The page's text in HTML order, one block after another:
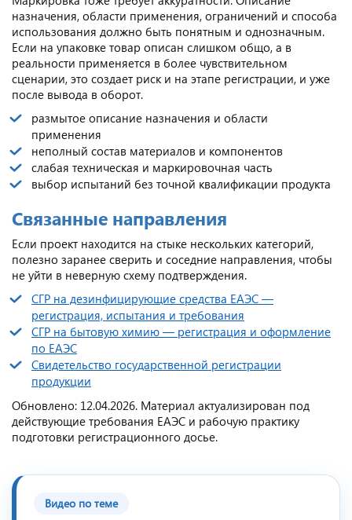
назначения, области применения, ограничений и способа
использования должно быть понятным и однозначным.
Если на упаковке товар описан слишком общо, а в
реальности применяется в более чувствительном
сценарии, это создает риск и на этапе регистрации, и уже
после вывода в оборот.
размытое описание назначения и области
применения
неполный состав материалов и компонентов
слабая техническая и маркировочная часть
выбор испытаний без точной квалификации продукта
Связанные направления
Если проект находится на стыке нескольких категорий,
полезно заранее сверить и соседние направления, чтобы
не уйти в неверную схему подтверждения.
СГР на дезинфицирующие средства ЕАЭС —
регистрация, испытания и требования
CГР на бытовую химию — регистрация и оформление
по ЕАЭС
Свидетельство государственной регистрации
продукции
Обновлено: 12.04.2026. Материал актуализирован под
действующие требования ЕАЭС и рабочую практику
подготовки регистрационного досье.
Видео по теме